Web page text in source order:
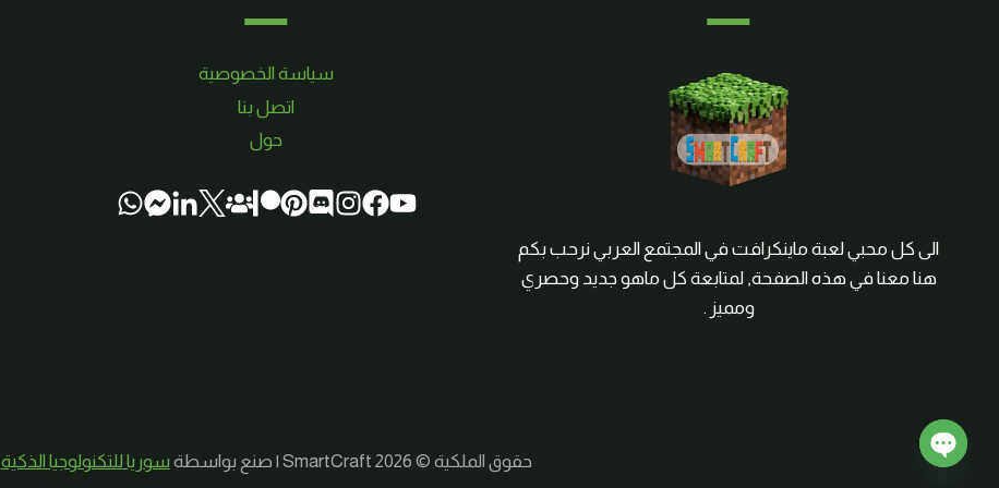
الى كل محبي لعبة ماينكرافت في المجتمع العربي نرحب بكم
هنا معنا في هذه الصفحة, لمتابعة كل ماهو جديد وحصري
ومميز .
سياسة الخصوصية
اتصل بنا
حول
حقوق الملكية © 2026 SmartCraft | صنع بواسطة سوريا للتكنولوجيا الذكية